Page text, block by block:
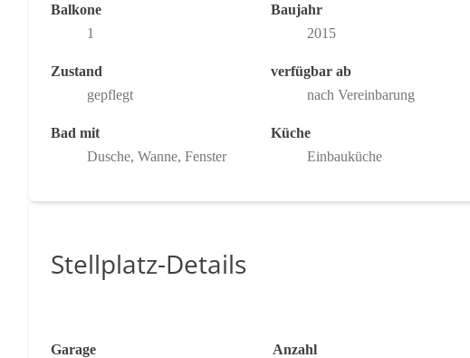
Balkone
1
Baujahr
2015
Zustand
gepflegt
verfügbar ab
nach Vereinbarung
Bad mit
Dusche, Wanne, Fenster
Küche
Einbauküche
Stellplatz-Details
Garage
Anzahl